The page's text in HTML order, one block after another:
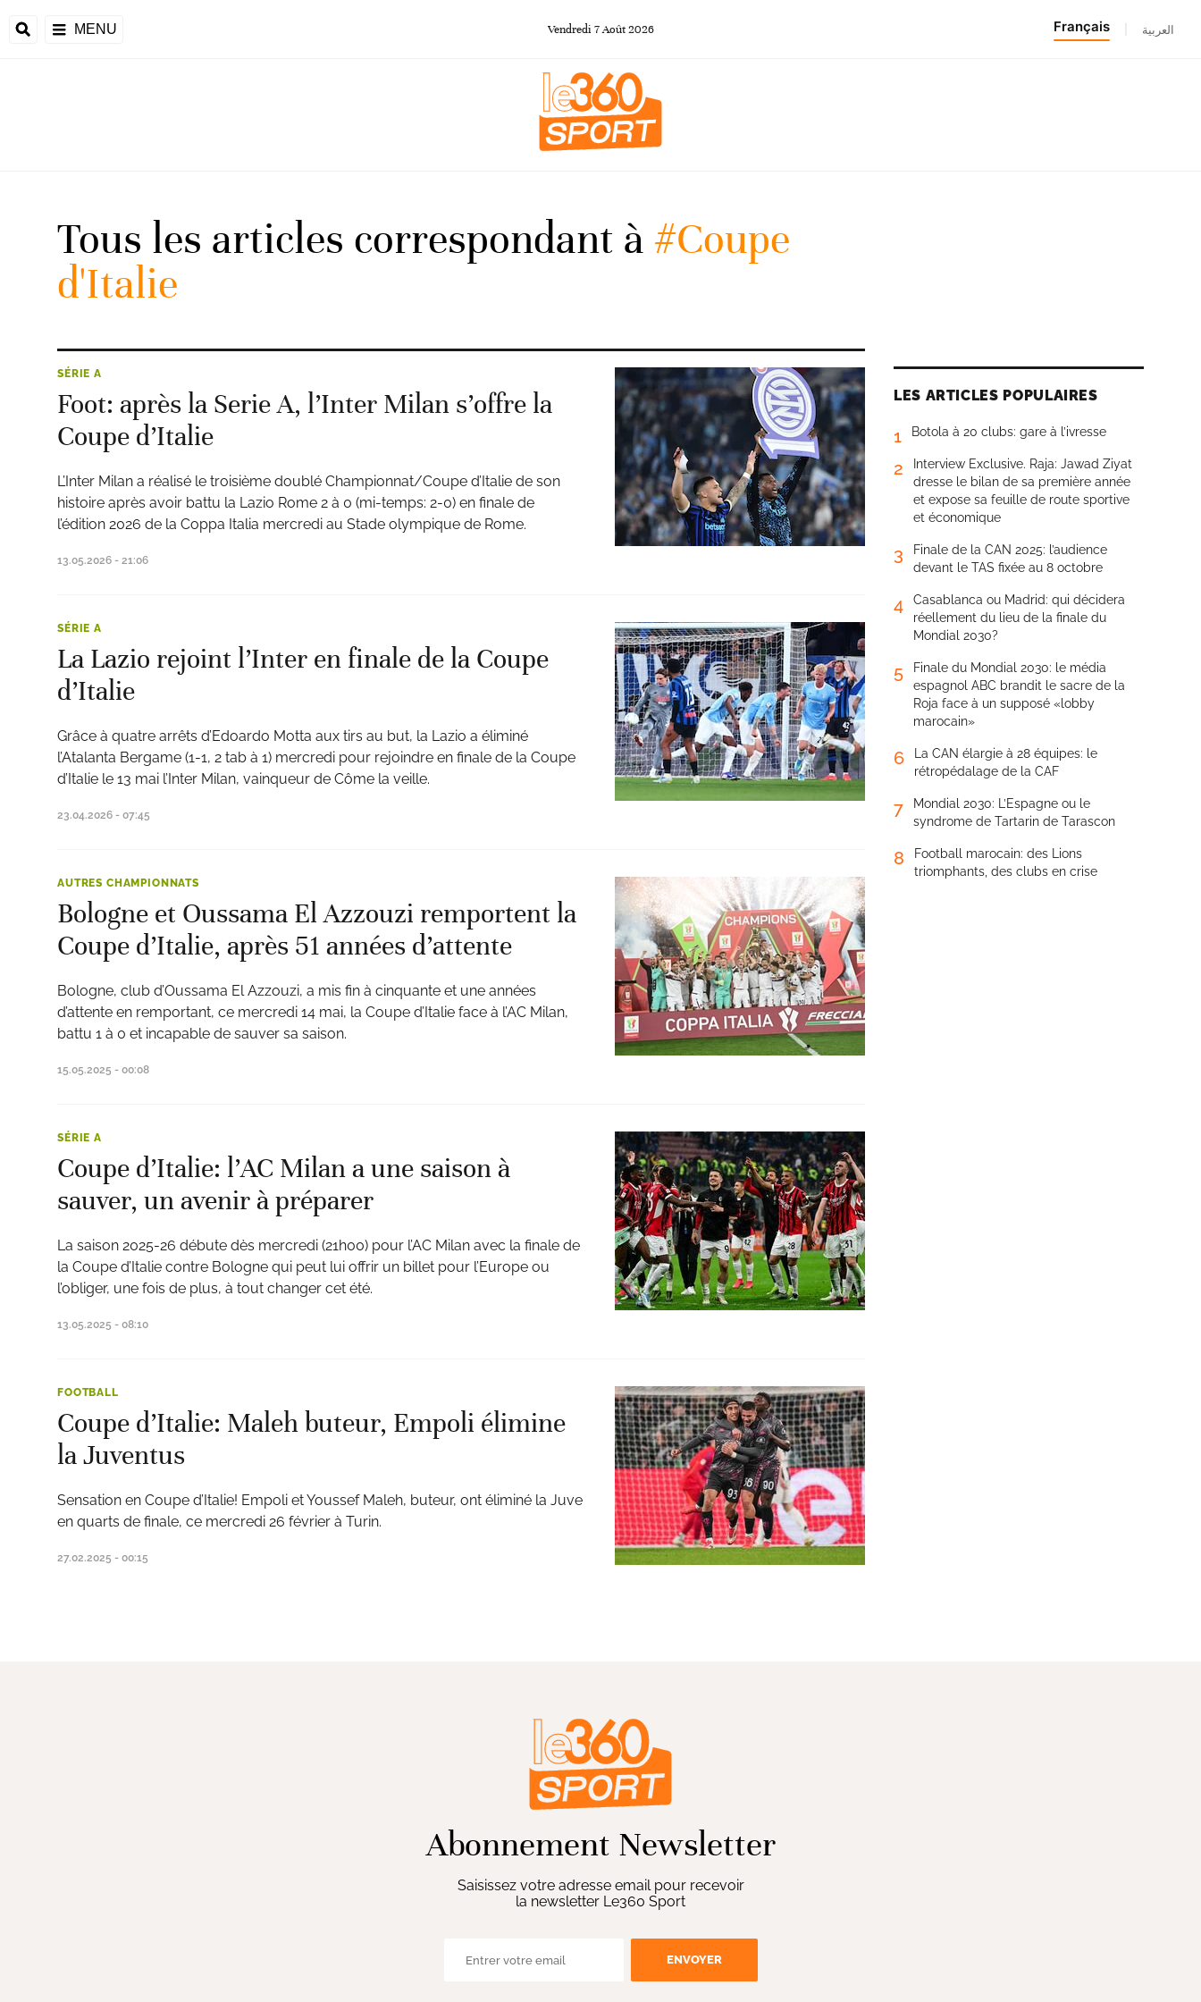
MENU Vendredi 7Août 2026 Français العربية
de l'UEFA
Tous les articles correspondant à #Coupe
d'Italie
SÉRIE A
Foot: après la Serie A, l’Inter Milan s’offre la
Coupe d’Italie
L’Inter Milan a réalisé le troisième doublé Championnat/Coupe d’Italie de son
histoire après avoir battu la Lazio Rome 2 à 0 (mi-temps: 2-0) en finale de
l’édition 2026 de la Coppa Italia mercredi au Stade olympique de Rome.
13.05.2026 - 21:06
SÉRIE A
La Lazio rejoint l’Inter en finale de la Coupe
d’Italie
Grâce à quatre arrêts d’Edoardo Motta aux tirs au but, la Lazio a éliminé
l’Atalanta Bergame (1-1, 2 tab à 1) mercredi pour rejoindre en finale de la Coupe
d’Italie le 13 mai l’Inter Milan, vainqueur de Côme la veille.
23.04.2026 - 07:45
AUTRES CHAMPIONNATS
Bologne et Oussama El Azzouzi remportent la
Coupe d’Italie, après 51 années d’attente
Bologne, club d’Oussama El Azzouzi, a mis fin à cinquante et une années
d’attente en remportant, ce mercredi 14 mai, la Coupe d’Italie face à l’AC Milan,
battu 1 à 0 et incapable de sauver sa saison.
15.05.2025 - 00:08
SÉRIE A
Coupe d’Italie: l’AC Milan a une saison à
sauver, un avenir à préparer
La saison 2025-26 débute dès mercredi (21h00) pour l’AC Milan avec la finale de
la Coupe d’Italie contre Bologne qui peut lui offrir un billet pour l’Europe ou
l’obliger, une fois de plus, à tout changer cet été.
13.05.2025 - 08:10
FOOTBALL
Coupe d’Italie: Maleh buteur, Empoli élimine
la Juventus
Sensation en Coupe d’Italie! Empoli et Youssef Maleh, buteur, ont éliminé la Juve
en quarts de finale, ce mercredi 26 février à Turin.
27.02.2025 - 00:15
LES ARTICLES POPULAIRES
1 Botola à 20 clubs: gare à l’ivresse
2
Interview Exclusive. Raja: Jawad Ziyat
dresse le bilan de sa première année
et expose sa feuille de route sportive
et économique
3
Finale de la CAN 2025: l’audience
devant le TAS fixée au 8 octobre
4
Casablanca ou Madrid: qui décidera
réellement du lieu de la finale du
Mondial 2030?
5
Finale du Mondial 2030: le média
espagnol ABC brandit le sacre de la
Roja face à un supposé «lobby
marocain»
6
La CAN élargie à 28 équipes: le
rétropédalage de la CAF
7
Mondial 2030: L’Espagne ou le
syndrome de Tartarin de Tarascon
8
Football marocain: des Lions
triomphants, des clubs en crise
Abonnement Newsletter
Saisissez votre adresse email pour recevoir
la newsletter Le360 Sport
ENVOYER